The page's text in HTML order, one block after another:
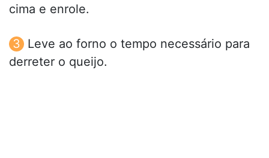
cima e enrole.
Leve ao forno o tempo necessário para
derreter o queijo.